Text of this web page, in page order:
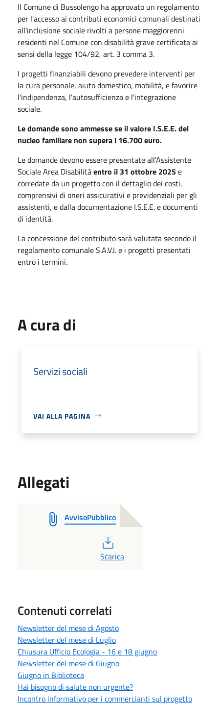
Il Comune di Bussolengo ha approvato un regolamento
per l'accesso ai contributi economici comunali destinati
all'inclusione sociale rivolti a persone maggiorenni
residenti nel Comune con disabilità grave certificata ai
sensi della legge 104/92, art. 3 comma 3.
I progetti finanziabili devono prevedere interventi per
la cura personale, aiuto domestico, mobilità, e favorire
l'indipendenza, l'autosufficienza e l'integrazione
sociale.
Le domande sono ammesse se il valore I.S.E.E. del
nucleo familiare non supera i 16.700 euro.
Le domande devono essere presentate all'Assistente
Sociale Area Disabilitàentro il 31 ottobre 2025e
corredate da un progetto con il dettaglio dei costi,
comprensivi di oneri assicurativi e previdenziali per gli
assistenti, e dalla documentazione I.S.E.E. e documenti
di identità.
La concessione del contributo sarà valutata secondo il
regolamento comunale S.A.V.I. e i progetti presentati
entro i termini.
A cura di
Servizi sociali
VAI ALLA PAGINA
Allegati
AvvisoPubblico
PDF
Scarica
Contenuti correlati
Newsletter del mese di Agosto
Newsletter del mese di Luglio
Chiusura Ufficio Ecologia - 16 e 18 giugno
Newsletter del mese di Giugno
Giugno in Biblioteca
Hai bisogno di salute non urgente?
Incontro informativo per i commercianti sul progetto